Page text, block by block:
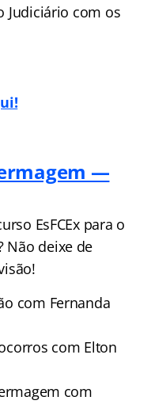
Judiciário com os
—
EsFCEx para o
Não deixe de
com Fernanda
com Elton
com